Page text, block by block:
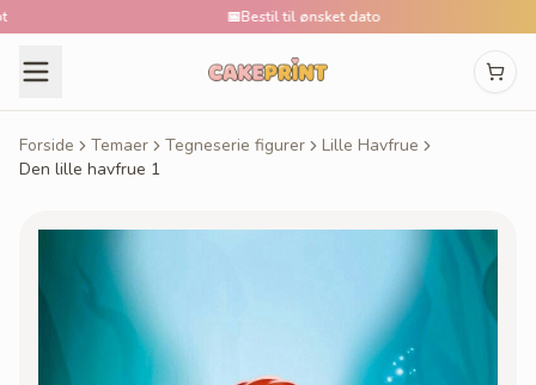
Bestil til ønsket dato
Forside Temaer Tegneserie figurer
Lille Havfrue
Den lille havfrue 1